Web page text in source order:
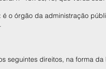
o órgão da administração
seguintes direitos, na forma da